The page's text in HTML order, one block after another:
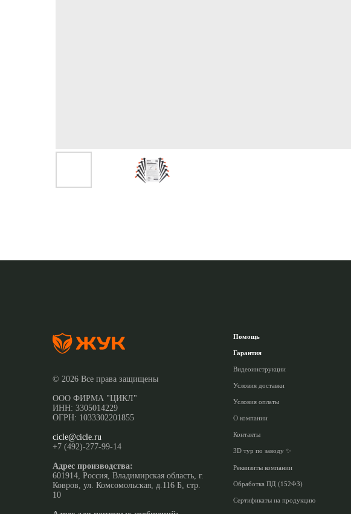
© 2026 Все права защищены
ООО ФИРМА "ЦИКЛ"
ИНН: 3305014229
ОГРН: 1033302201855
cicle@cicle.ru
+7 (492)-277-99-14
Адрес производства:
601914, Россия, Владимирская область, г.
Ковров, ул. Комсомольская, д.116 Б, стр.
10
Помощь
Гарантия
Видеоинструкции
Условия доставки
Условия оплаты
О компании
Контакты
3D тур по заводу ✨
Реквизиты компании
Обработка ПД (152ФЗ)
Сертификаты на продукцию